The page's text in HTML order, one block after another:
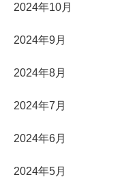
2024年10月
2024年9月
2024年8月
2024年7月
2024年6月
2024年5月